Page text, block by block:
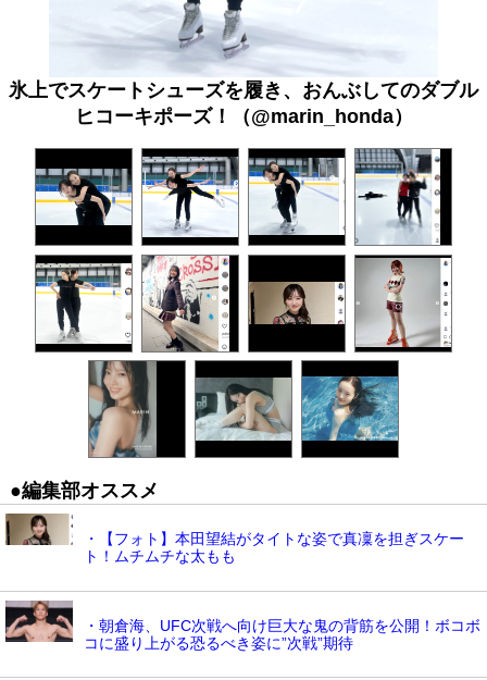
氷上でスケートシューズを履き、おんぶしてのダブル
ヒコーキポーズ！（@marin_honda）
●編集部オススメ
・【フォト】本田望結がタイトな姿で真凜を担ぎスケー
ト！ムチムチな太もも
・朝倉海、UFC次戦へ向け巨大な鬼の背筋を公開！ボコボ
コに盛り上がる恐るべき姿に”次戦”期待